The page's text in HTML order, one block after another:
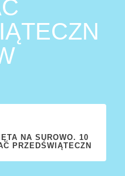
NA SUROWO. 10
PRZEDŚWIĄTECZN